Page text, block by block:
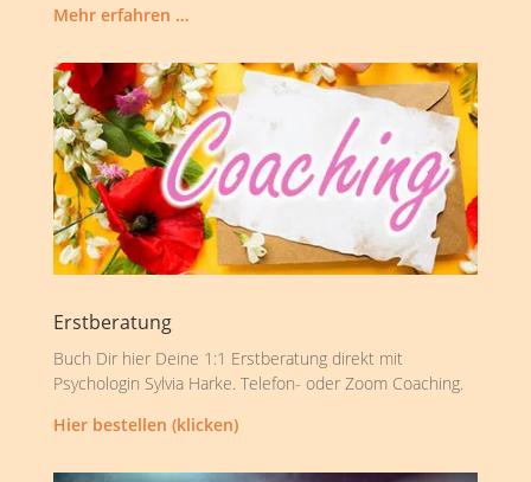
Mehr erfahren …
Erstberatung
Buch Dir hier Deine 1:1 Erstberatung direkt mit
Psychologin Sylvia Harke. Telefon- oder Zoom Coaching.
Hier bestellen (klicken)